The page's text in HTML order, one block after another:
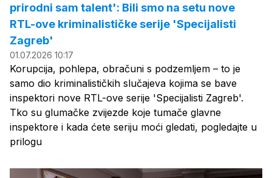
prirodni sam talent': Bili smo na setu nove
RTL-ove kriminalističke serije 'Specijalisti
Zagreb'
01.07.2026 10:17
Korupcija, pohlepa, obračuni s podzemljem – to je
samo dio kriminalističkih slučajeva kojima se bave
inspektori nove RTL-ove serije 'Specijalisti Zagreb'.
Tko su glumačke zvijezde koje tumače glavne
inspektore i kada ćete seriju moći gledati, pogledajte u
prilogu